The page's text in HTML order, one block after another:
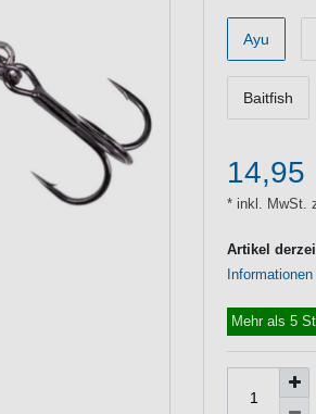
Ayu
Baitfish
* inkl. MwSt.
Artikel
Mehr als 5